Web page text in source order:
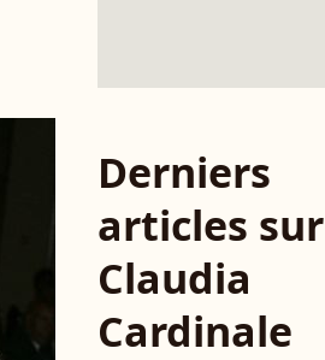
Derniers
articles sur
Claudia
Cardinale